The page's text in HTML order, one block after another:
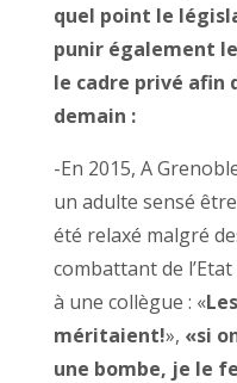
quel point le
punir également
le cadre privé afin
demain :
-En 2015, A
un adulte sensé
été relaxé malgré
combattant de l’Etat
à une collègue : «Les
méritaient!», «si
une bombe, je le